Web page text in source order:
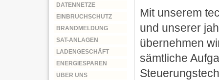
DATENNETZE
EINBRUCHSCHUTZ
BRANDMELDUNG
SAT-ANLAGEN
LADENGESCHÄFT
ENERGIESPAREN
ÜBER UNS
Mit unserem
und unserer
übernehmen
sämtliche